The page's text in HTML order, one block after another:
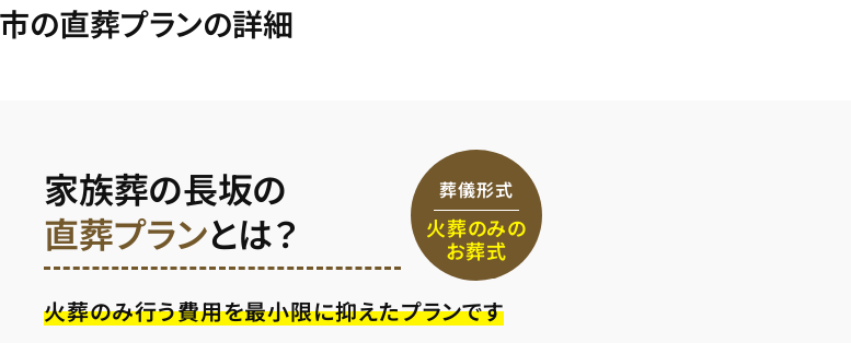
の直葬プランの詳細
家族葬の長坂の
直葬プランとは？
葬儀形式
火葬のみの
お葬式
火葬のみ行う費用を最小限に抑えたプランです